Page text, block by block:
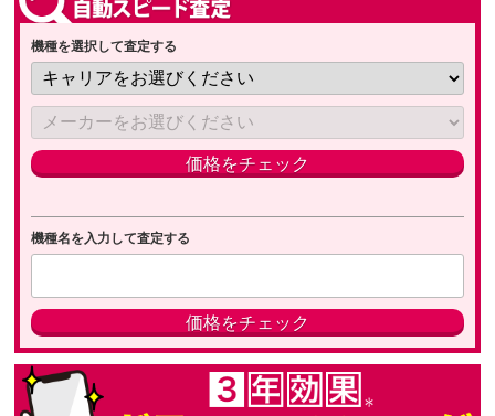
機種を選択して査定する
機種名を入力して査定する